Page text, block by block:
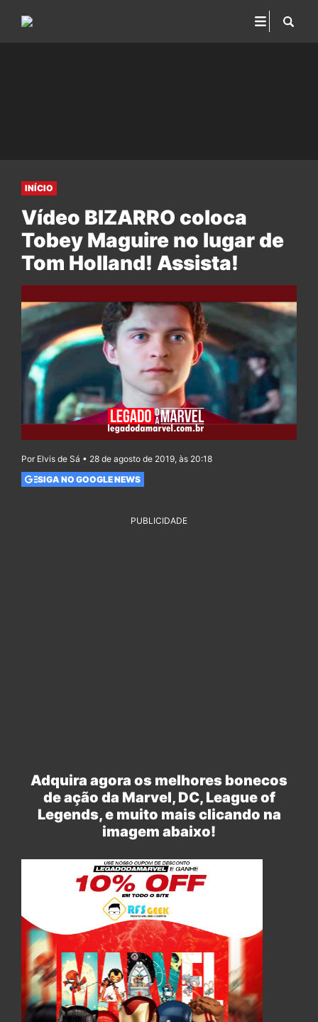
INÍCIO
Vídeo BIZARRO coloca
Tobey Maguire no lugar de
Tom Holland! Assista!
Por Elvis de Sá • 28 de agosto de 2019, às 20:18
SIGA NO GOOGLE NEWS
PUBLICIDADE
Adquira agora os melhores bonecos
de ação da Marvel, DC, League of
Legends, e muito mais clicando na
imagem abaixo!